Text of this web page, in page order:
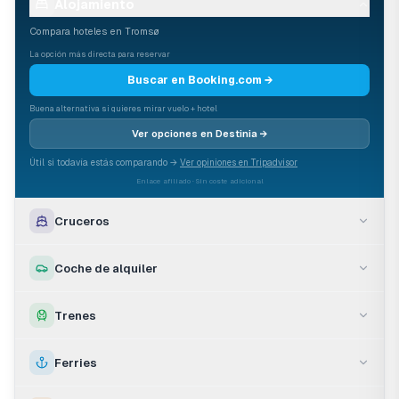
Compara hoteles en Tromsø
La opción más directa para reservar
Buscar en Booking.com →
Buena alternativa si quieres mirar vuelo + hotel
Ver opciones en Destinia →
Útil si todavía estás comparando → Ver opiniones en Tripadvisor
Enlace afiliado · Sin coste adicional
Cruceros
Coche de alquiler
Trenes
Ferries